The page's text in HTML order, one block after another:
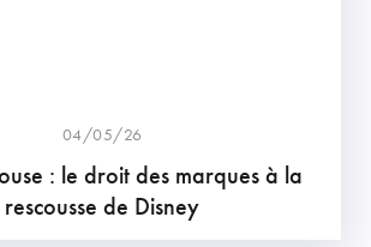
04/05/26
: le droit des marques à la
rescousse de Disney